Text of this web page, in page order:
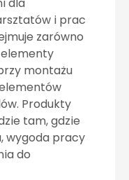
i prac
zarówno
montażu
Produkty
tam, gdzie
wygoda pracy
do